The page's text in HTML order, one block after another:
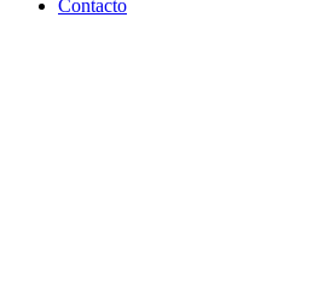
Contacto